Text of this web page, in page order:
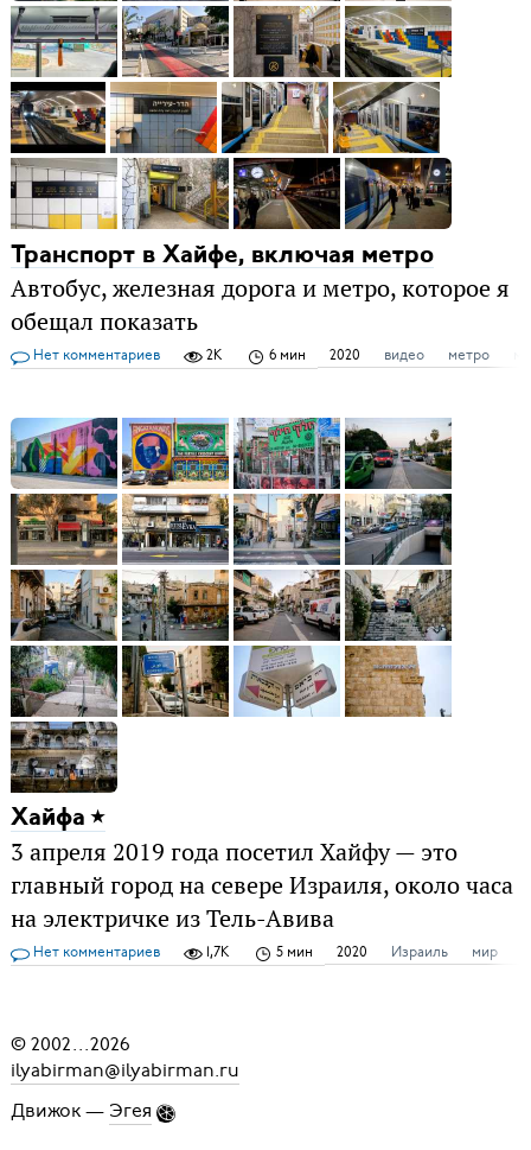
Транспорт в Хайфе, включая метро
Автобус, железная дорога и метро, которое я
обещал показать
Нет комментариев 2K 6 мин 2020 видео метро
Хайфа
3 апреля 2019 года посетил Хайфу — это
главный город на севере Израиля, около часа
на электричке из Тель-Авива
Нет комментариев 1,7K 5 мин 2020 Израиль мир
© 2002...2026
ilyabirman@ilyabirman.ru
Движок — Эгея